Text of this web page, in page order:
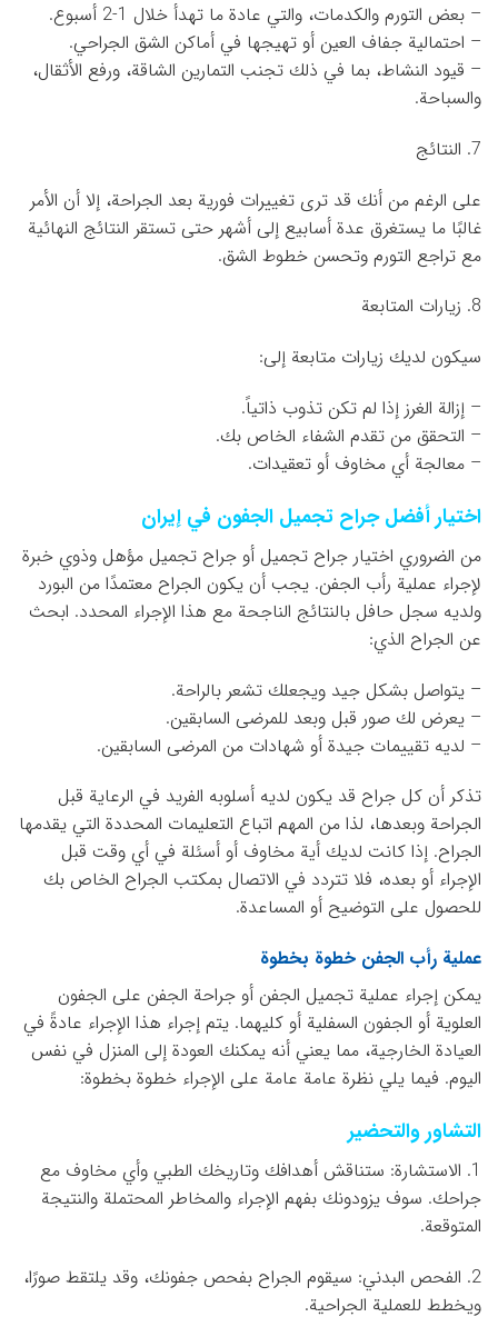
– بعض التورم والكدمات، والتي عادة ما تهدأ خلال 1-2 أسبوع.
– احتمالية جفاف العين أو تهيجها في أماكن الشق الجراحي.
– قيود النشاط، بما في ذلك تجنب التمارين الشاقة، ورفع الأثقال،
والسباحة.
7. النتائج
على الرغم من أنك قد ترى تغييرات فورية بعد الجراحة، إلا أن الأمر
غالبًا ما يستغرق عدة أسابيع إلى أشهر حتى تستقر النتائج النهائية
مع تراجع التورم وتحسن خطوط الشق.
8. زيارات المتابعة
سيكون لديك زيارات متابعة إلى:
– إزالة الغرز إذا لم تكن تذوب ذاتياً.
– التحقق من تقدم الشفاء الخاص بك.
– معالجة أي مخاوف أو تعقيدات.
اختيار أفضل جراح تجميل الجفون في إيران
من الضروري اختيار جراح تجميل أو جراح تجميل مؤهل وذوي خبرة
لإجراء عملية رأب الجفن. يجب أن يكون الجراح معتمدًا من البورد
ولديه سجل حافل بالنتائج الناجحة مع هذا الإجراء المحدد. ابحث
عن الجراح الذي:
– يتواصل بشكل جيد ويجعلك تشعر بالراحة.
– يعرض لك صور قبل وبعد للمرضى السابقين.
– لديه تقييمات جيدة أو شهادات من المرضى السابقين.
تذكر أن كل جراح قد يكون لديه أسلوبه الفريد في الرعاية قبل
الجراحة وبعدها، لذا من المهم اتباع التعليمات المحددة التي يقدمها
الجراح. إذا كانت لديك أية مخاوف أو أسئلة في أي وقت قبل
الإجراء أو بعده، فلا تتردد في الاتصال بمكتب الجراح الخاص بك
للحصول على التوضيح أو المساعدة.
عملية رأب الجفن خطوة بخطوة
يمكن إجراء عملية تجميل الجفن أو جراحة الجفن على الجفون
العلوية أو الجفون السفلية أو كليهما. يتم إجراء هذا الإجراء عادةً في
العيادة الخارجية، مما يعني أنه يمكنك العودة إلى المنزل في نفس
اليوم. فيما يلي نظرة عامة عامة على الإجراء خطوة بخطوة:
التشاور والتحضير
1. الاستشارة: ستناقش أهدافك وتاريخك الطبي وأي مخاوف مع
جراحك. سوف يزودونك بفهم الإجراء والمخاطر المحتملة والنتيجة
المتوقعة.
2. الفحص البدني: سيقوم الجراح بفحص جفونك، وقد يلتقط صورًا،
ويخطط للعملية الجراحية.